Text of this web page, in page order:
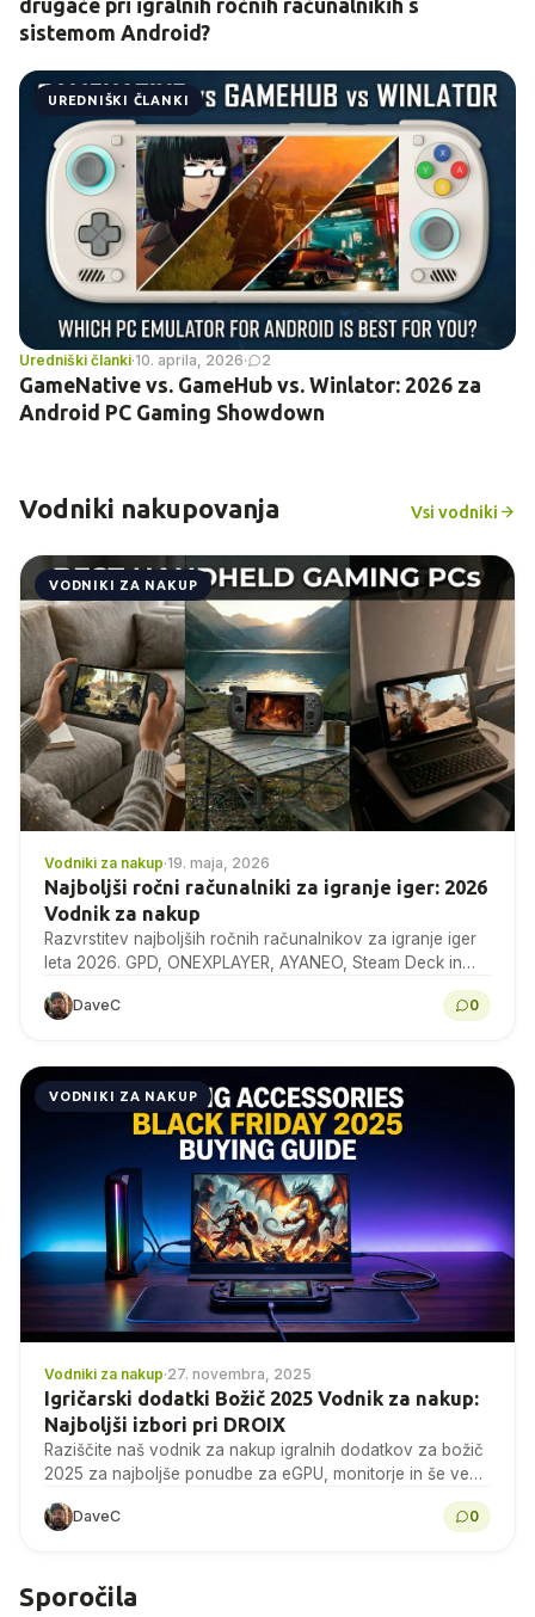
drugače pri igralnih ročnih računalnikih s
sistemom Android?
UREDNIŠKI ČLANKI
Uredniški članki·10. aprila, 2026· 2
GameNative vs. GameHub vs. Winlator: 2026 za
Android PC Gaming Showdown
Vodniki nakupovanja Vsi vodniki
VODNIKI ZA NAKUP
Vodniki za nakup·19. maja, 2026
Najboljši ročni računalniki za igranje iger: 2026
Vodnik za nakup
Razvrstitev najboljših ročnih računalnikov za igranje iger
leta 2026. GPD, ONEXPLAYER, AYANEO, Steam Deck in
strokovnjakov za...
DaveC 0
VODNIKI ZA NAKUP
Vodniki za nakup·27. novembra, 2025
Igričarski dodatki Božič 2025 Vodnik za nakup:
Najboljši izbori pri DROIX
Raziščite naš vodnik za nakup igralnih dodatkov za božič
2025 za najboljše ponudbe za eGPU, monitorje in še več
DaveC 0
Sporočila